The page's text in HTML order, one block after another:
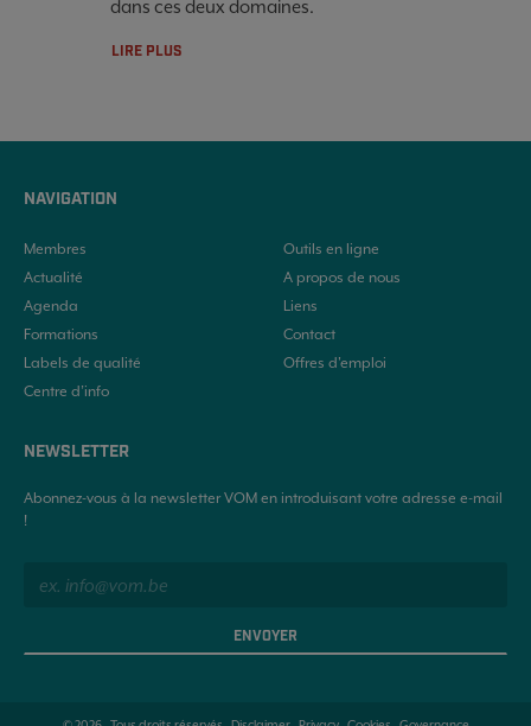
dans ces deux domaines.
LIRE PLUS
NAVIGATION
Membres
Actualité
Agenda
Formations
Labels de qualité
Centre d’info
Outils en ligne
A propos de nous
Liens
Contact
Offres d'emploi
NEWSLETTER
Abonnez-vous à la newsletter VOM en introduisant votre adresse e-mail
!
ENVOYER